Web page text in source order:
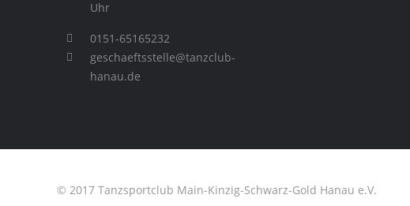
Uhr
0151-65165232
geschaeftsstelle@tanzclub-
hanau.de
© 2017 Tanzsportclub Main-Kinzig-Schwarz-Gold Hanau e.V.